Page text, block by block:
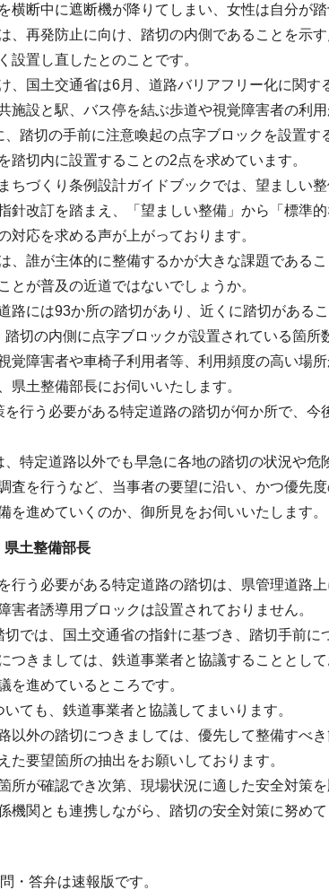
横断中に遮断機が降りてしまい、女性は自分が
、再発防止に向け、踏切の内側であることを示
設置し直したとのことです。
、国土交通省は6月、道路バリアフリー化に関
施設と駅、バス停を結ぶ歩道や視覚障害者の利
、踏切の手前に注意喚起の点字ブロックを設置
踏切内に設置することの2点を求めています。
ちづくり条例設計ガイドブックでは、望ましい
針改訂を踏まえ、「望ましい整備」から「標準
対応を求める声が上がっております。
、誰が主体的に整備するかが大きな課題である
とが普及の近道ではないでしょうか。
路には93か所の踏切があり、近くに踏切がある
踏切の内側に点字ブロックが設置されている箇
覚障害者や車椅子利用者等、利用頻度の高い場
県土整備部長にお伺いいたします。
を行う必要がある特定道路の踏切が何か所で、
、特定道路以外でも早急に各地の踏切の状況や
査を行うなど、当事者の要望に沿い、かつ優先
を進めていくのか、御所見をお伺いいたします。
土整備部長
行う必要がある特定道路の踏切は、県管理道路
害者誘導用ブロックは設置されておりません。
切では、国土交通省の指針に基づき、踏切手前
つきましては、鉄道事業者と協議することとし
を進めているところです。
ても、鉄道事業者と協議してまいります。
以外の踏切につきましては、優先して整備すべ
た要望箇所の抽出をお願いしております。
所が確認でき次第、現場状況に適した安全対策を
機関とも連携しながら、踏切の安全対策に努めて
問・答弁は速報版です。